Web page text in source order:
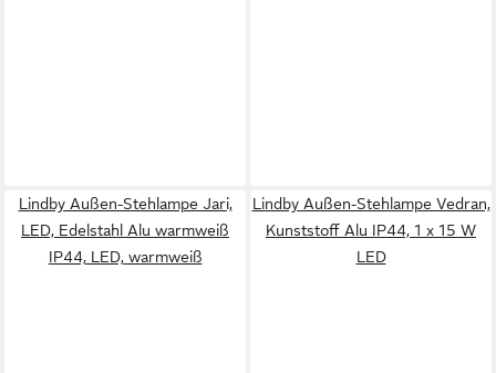
Lindby Außen-Stehlampe Jari,
LED, Edelstahl Alu warmweiß
IP44, LED, warmweiß
Lindby Außen-Stehlampe Vedran,
Kunststoff Alu IP44, 1 x 15 W
LED